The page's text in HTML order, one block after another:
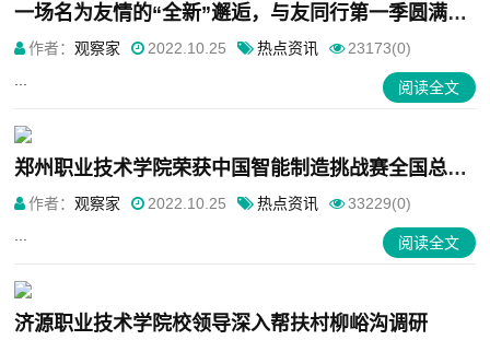
一场名为友情的“全新”邂逅，与友同行第一季圆满收官
作者：观察家 2022.10.25 热点资讯
23173(0)
阅读全文
郑州职业技术学院荣获中国智能制造挑战赛全国总决赛一等奖
作者：观察家 2022.10.25 热点资讯
33229(0)
阅读全文
济源职业技术学院校领导深入帮扶村柳峪沟调研